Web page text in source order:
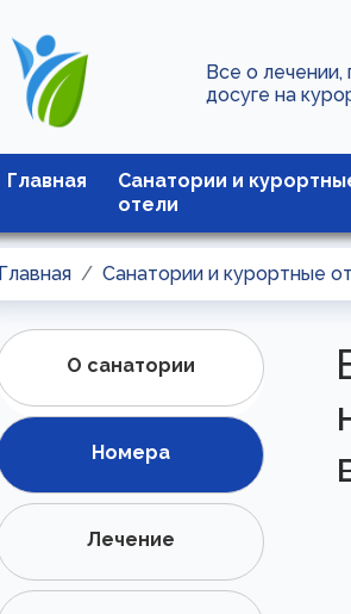
Все о
досуге на
Главная
Санатории и
отели
Главная Санатории и курортные
О санатории
Номера
Лечение